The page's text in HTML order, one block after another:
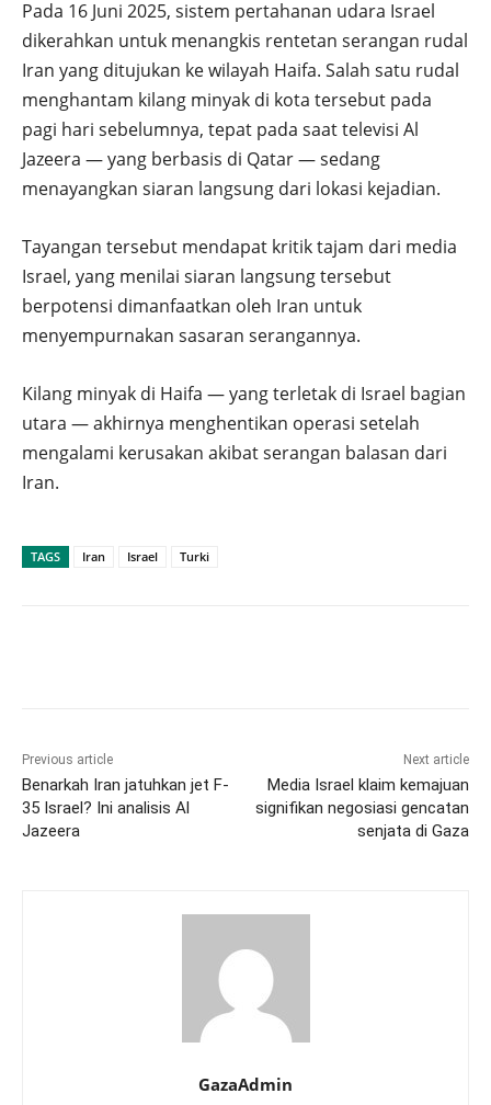
Pada 16 Juni 2025, sistem pertahanan udara Israel
dikerahkan untuk menangkis rentetan serangan rudal
Iran yang ditujukan ke wilayah Haifa. Salah satu rudal
menghantam kilang minyak di kota tersebut pada
pagi hari sebelumnya, tepat pada saat televisi Al
Jazeera — yang berbasis di Qatar — sedang
menayangkan siaran langsung dari lokasi kejadian.
Tayangan tersebut mendapat kritik tajam dari media
Israel, yang menilai siaran langsung tersebut
berpotensi dimanfaatkan oleh Iran untuk
menyempurnakan sasaran serangannya.
Kilang minyak di Haifa — yang terletak di Israel bagian
utara — akhirnya menghentikan operasi setelah
mengalami kerusakan akibat serangan balasan dari
Iran.
TAGS Iran Israel Turki
Previous article
Benarkah Iran jatuhkan jet F-
35 Israel? Ini analisis Al
Jazeera
Next article
Media Israel klaim kemajuan
signifikan negosiasi gencatan
senjata di Gaza
GazaAdmin